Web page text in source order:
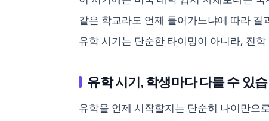
같은 학교라도 언제 들어가느냐에 따라 결
유학 시기는 단순한 타이밍이 아니라, 진
유학 시기, 학생마다 다를 수 있
유학을 언제 시작할지는 단순히 나이만으